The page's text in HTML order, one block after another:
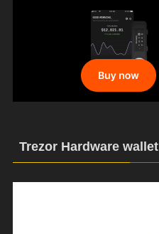
Trezor Hardware wallet